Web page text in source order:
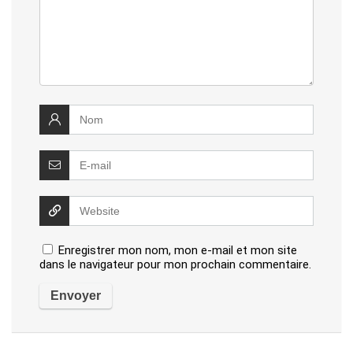
Enregistrer mon nom, mon e-mail et mon site
dans le navigateur pour mon prochain commentaire.